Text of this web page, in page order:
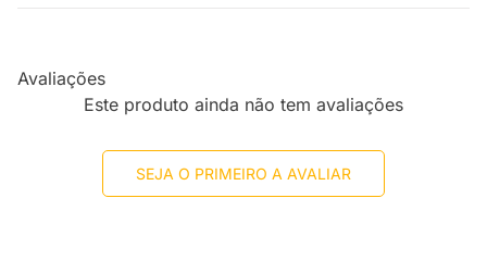
Avaliações
Este produto ainda não tem avaliações
SEJA O PRIMEIRO A AVALIAR